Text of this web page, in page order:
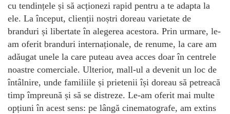
cu tendințele și să acționezi rapid pentru a te adapta la
ele. La început, clienții noștri doreau varietate de
branduri și libertate în alegerea acestora. Prin urmare, le-
am oferit branduri internaționale, de renume, la care am
adăugat unele la care puteau avea acces doar în centrele
noastre comerciale. Ulterior, mall-ul a devenit un loc de
întâlnire, unde familiile și prietenii își doreau să petreacă
timp împreună și să se distreze. Le-am oferit mai multe
opțiuni în acest sens: pe lângă cinematografe, am extins